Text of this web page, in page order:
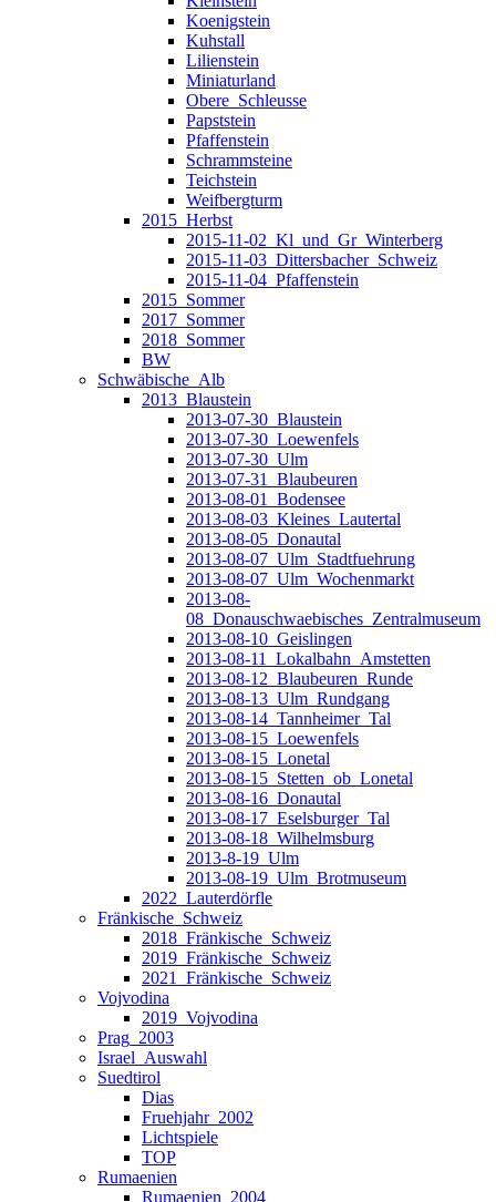
Koenigstein
Kuhstall
Lilienstein
Miniaturland
Obere_Schleusse
Papststein
Pfaffenstein
Schrammsteine
Teichstein
Weifbergturm
2015_Herbst
2015-11-02_Kl_und_Gr_Winterberg
2015-11-03_Dittersbacher_Schweiz
2015-11-04_Pfaffenstein
2015_Sommer
2017_Sommer
2018_Sommer
BW
Schwäbische_Alb
2013_Blaustein
2013-07-30_Blaustein
2013-07-30_Loewenfels
2013-07-30_Ulm
2013-07-31_Blaubeuren
2013-08-01_Bodensee
2013-08-03_Kleines_Lautertal
2013-08-05_Donautal
2013-08-07_Ulm_Stadtfuehrung
2013-08-07_Ulm_Wochenmarkt
2013-08-
08_Donauschwaebisches_Zentralmuseum
2013-08-10_Geislingen
2013-08-11_Lokalbahn_Amstetten
2013-08-12_Blaubeuren_Runde
2013-08-13_Ulm_Rundgang
2013-08-14_Tannheimer_Tal
2013-08-15_Loewenfels
2013-08-15_Lonetal
2013-08-15_Stetten_ob_Lonetal
2013-08-16_Donautal
2013-08-17_Eselsburger_Tal
2013-08-18_Wilhelmsburg
2013-8-19_Ulm
2013-08-19_Ulm_Brotmuseum
2022_Lauterdörfle
Fränkische_Schweiz
2018_Fränkische_Schweiz
2019_Fränkische_Schweiz
2021_Fränkische_Schweiz
Vojvodina
2019_Vojvodina
Prag_2003
Israel_Auswahl
Suedtirol
Dias
Fruehjahr_2002
Lichtspiele
TOP
Rumaenien
Rumaenien_2004